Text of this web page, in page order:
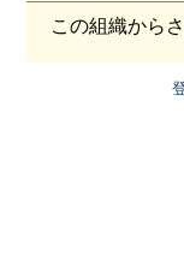
この組織から